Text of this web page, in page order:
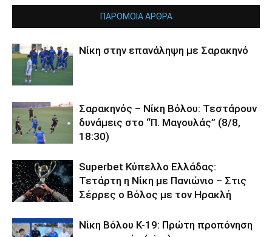
ΠΑΡΟΜΟΙΑ ΑΡΘΡΑ
Νίκη στην επανάληψη με Σαρακηνό
Σαρακηνός – Νίκη Βόλου: Τεστάρουν
δυνάμεις στο “Π. Μαγουλάς” (8/8,
18:30)
Superbet Κύπελλο Ελλάδας:
Τετάρτη η Νίκη με Πανιώνιο – Στις
Σέρρες ο Βόλος με τον Ηρακλή
Νίκη Βόλου Κ-19: Πρώτη προπόνηση